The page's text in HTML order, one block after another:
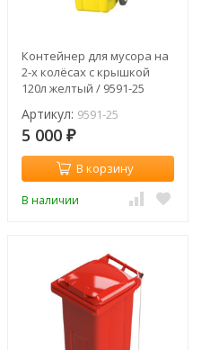
Контейнер для мусора на
2-х колёсах с крышкой
120л желтый / 9591-25
Артикул: 9591-25
5 000 ₽
В корзину
В наличии